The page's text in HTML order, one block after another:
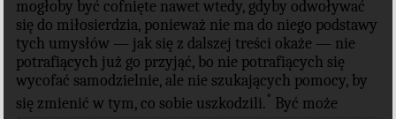
mogłoby być cofnięte nawet wtedy, gdyby odwoływać
się do miłosierdzia, ponieważ nie ma do niego podstawy
tych umysłów — jak się z dalszej treści okaże — nie
potrafiących już go przyjąć, bo nie potrafiących się
wycofać samodzielnie, ale nie szukających pomocy, by
się zmienić w tym, co sobie uszkodzili.* Być może